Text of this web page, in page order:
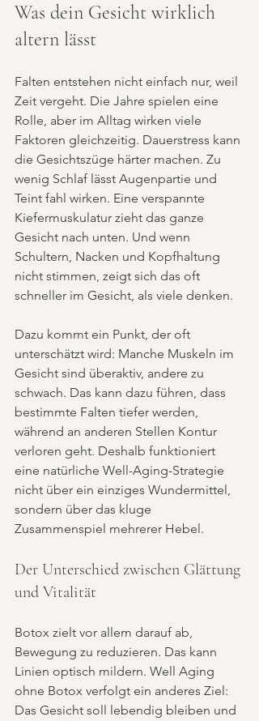
Was dein Gesicht wirklich
altern lässt
Falten entstehen nicht einfach nur, weil
Zeit vergeht. Die Jahre spielen eine
Rolle, aber im Alltag wirken viele
Faktoren gleichzeitig. Dauerstress kann
die Gesichtszüge härter machen. Zu
wenig Schlaf lässt Augenpartie und
Teint fahl wirken. Eine verspannte
Kiefermuskulatur zieht das ganze
Gesicht nach unten. Und wenn
Schultern, Nacken und Kopfhaltung
nicht stimmen, zeigt sich das oft
schneller im Gesicht, als viele denken.
Dazu kommt ein Punkt, der oft
unterschätzt wird: Manche Muskeln im
Gesicht sind überaktiv, andere zu
schwach. Das kann dazu führen, dass
bestimmte Falten tiefer werden,
während an anderen Stellen Kontur
verloren geht. Deshalb funktioniert
eine natürliche Well-Aging-Strategie
nicht über ein einziges Wundermittel,
sondern über das kluge
Zusammenspiel mehrerer Hebel.
Der Unterschied zwischen Glättung
und Vitalität
Botox zielt vor allem darauf ab,
Bewegung zu reduzieren. Das kann
Linien optisch mildern. Well Aging
ohne Botox verfolgt ein anderes Ziel:
Das Gesicht soll lebendig bleiben und